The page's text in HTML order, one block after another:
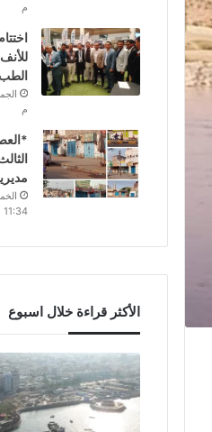
م
الطب
م
11:34 م
الأكثر قراءة خلال اسبوع